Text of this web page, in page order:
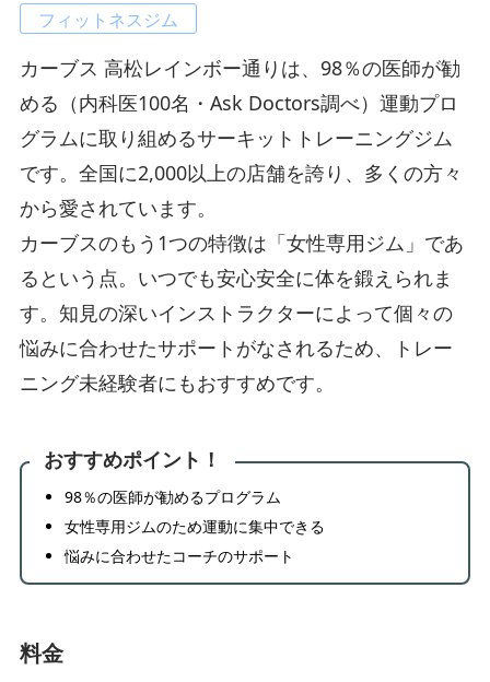
フィットネスジム
カーブス 高松レインボー通りは、98％の医師が勧
める（内科医100名・Ask Doctors調べ）運動プロ
グラムに取り組めるサーキットトレーニングジム
です。全国に2,000以上の店舗を誇り、多くの方々
から愛されています。
カーブスのもう1つの特徴は「女性専用ジム」であ
るという点。いつでも安心安全に体を鍛えられま
す。知見の深いインストラクターによって個々の
悩みに合わせたサポートがなされるため、トレー
ニング未経験者にもおすすめです。
おすすめポイント！
98％の医師が勧めるプログラム
女性専用ジムのため運動に集中できる
悩みに合わせたコーチのサポート
料金